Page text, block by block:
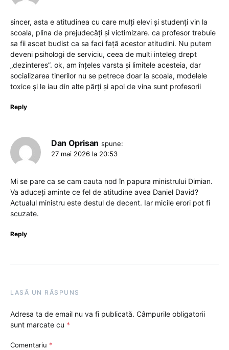
sincer, asta e atitudinea cu care mulți elevi și studenți vin la
scoala, plina de prejudecăți și victimizare. ca profesor trebuie
sa fii ascet budist ca sa faci față acestor atitudini. Nu putem
deveni psihologi de serviciu, ceea de multi inteleg drept
„dezinteres”. ok, am înțeles varsta și limitele acesteia, dar
socializarea tinerilor nu se petrece doar la scoala, modelele
toxice și le iau din alte părți și apoi de vina sunt profesorii
Reply
Dan Oprisan spune:
27 mai 2026 la 20:53
Mi se pare ca se cam cauta nod în papura ministrului Dimian.
Va aduceți aminte ce fel de atitudine avea Daniel David?
Actualul ministru este destul de decent. Iar micile erori pot fi
scuzate.
Reply
LASĂ UN RĂSPUNS
Adresa ta de email nu va fi publicată. Câmpurile obligatorii
sunt marcate cu *
Comentariu *